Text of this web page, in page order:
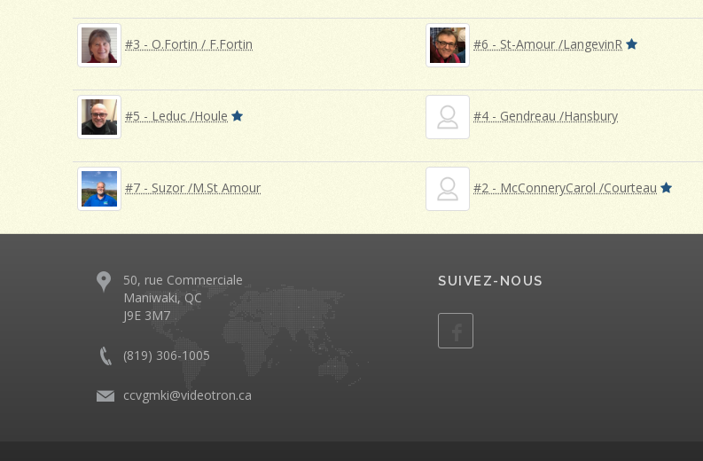
#3 - O.Fortin / F.Fortin #6 - St-Amour /LangevinR
#5 - Leduc /Houle #4 - Gendreau /Hansbury
#7 - Suzor /M.St Amour #2 - McConneryCarol /Courteau
50, rue Commerciale
Maniwaki, QC
J9E 3M7
(819) 306-1005
ccvgmki@videotron.ca
SUIVEZ-NOUS